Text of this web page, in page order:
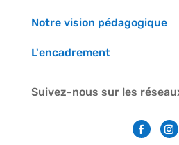
Notre vision pédagogique
L'encadrement
Suivez-nous sur les